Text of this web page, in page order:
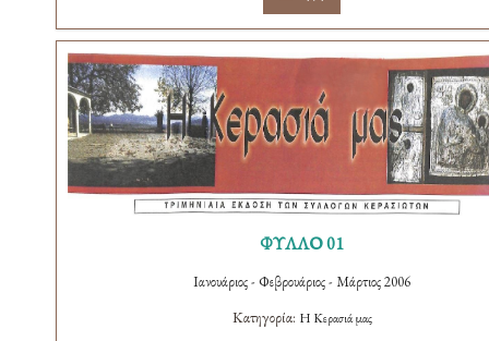
ΦΥΛΛΟ 01
Ιανουάριος - Φεβρουάριος - Μάρτιος 2006
Κατηγορία: H Κερασιά μας